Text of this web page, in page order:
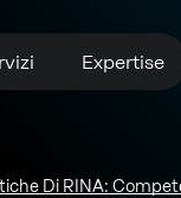
Expertise
Di RINA: